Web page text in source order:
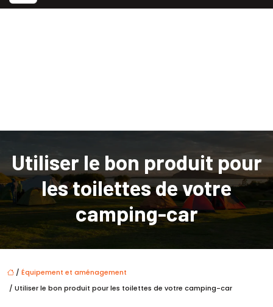
Utiliser le bon produit pour
les toilettes de votre
camping-car
/ Équipement et aménagement
/ Utiliser le bon produit pour les toilettes de votre camping-car